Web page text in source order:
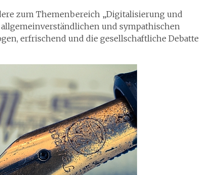
zum Themenbereich „Digitalisierung und
und sympathischen
erfrischend und die gesellschaftliche Debatte